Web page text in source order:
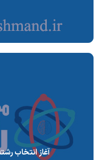
آغاز انتخاب